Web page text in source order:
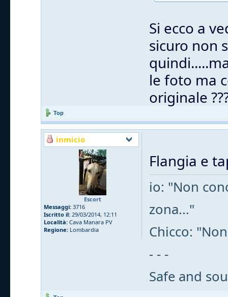
Si ecco a
sicuro non
le foto ma
originale
Top
inmicio
Escort
Messaggi: 3716
Iscritto il: 29/03/2014, 12:11
Località: Cava Manara PV
Regione: Lombardia
Flangia e
io: "Non
zona..."
Chicco:
- - -
Safe and